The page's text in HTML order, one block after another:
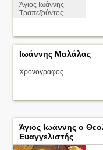
Άγιος Ιωάννης
Τραπεζούντος
Ιωάννης Μαλάλας
Χρονογράφος
Άγιος Ιωάννης ο
Ευαγγελιστής